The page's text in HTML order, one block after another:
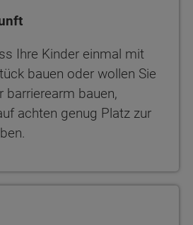
Ihre Kinder einmal mit
bauen oder wollen Sie
barrierearm bauen,
achten genug Platz zur